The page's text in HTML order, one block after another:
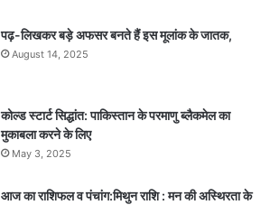
पढ़-लिखकर बड़े अफसर बनते हैं इस मूलांक के जातक,
August 14, 2025
कोल्ड स्टार्ट सिद्धांत: पाकिस्तान के परमाणु ब्लैकमेल का
मुकाबला करने के लिए
May 3, 2025
आज का राशिफल व पंचांग:मिथुन राशि : मन की अस्थिरता के